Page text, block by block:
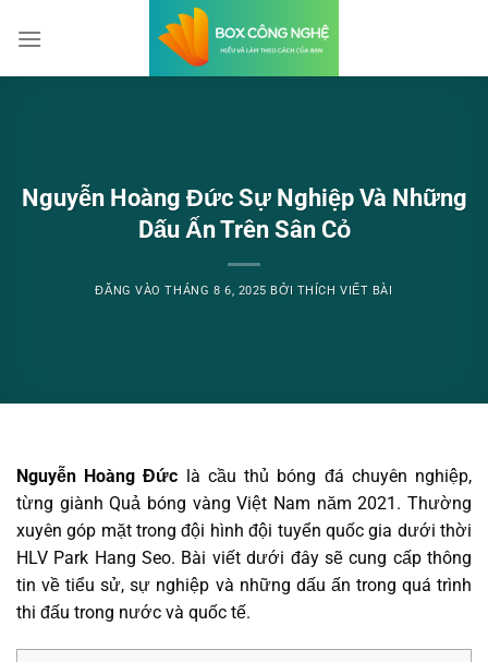
qua
Nguyễn Hoàng Đức Sự Nghiệp Và Những
Dấu Ấn Trên Sân Cỏ
ĐĂNG VÀOTHÁNG 8 6, 2025 BỞI THÍCH VIẾT BÀI
Nguyễn Hoàng Đức là cầu thủ bóng đá chuyên nghiệp,
từng giành Quả bóng vàng Việt Nam năm 2021. Thường
xuyên góp mặt trong đội hình đội tuyển quốc gia dưới thời
HLV Park Hang Seo. Bài viết dưới đây sẽ cung cấp thông
tin về tiểu sử, sự nghiệp và những dấu ấn trong quá trình
thi đấu trong nước và quốc tế.